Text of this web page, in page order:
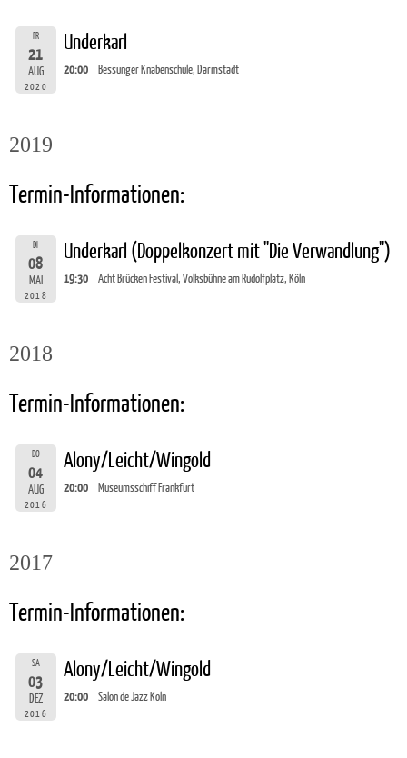
FR
21
AUG
2020
Underkarl
20:00 Bessunger Knabenschule, Darmstadt
2019
Termin-Informationen:
DI
08
MAI
2018
Underkarl (Doppelkonzert mit "Die Verwandlung")
19:30 Acht Brücken Festival, Volksbühne am Rudolfplatz, Köln
2018
Termin-Informationen:
DO
04
AUG
2016
Alony/Leicht/Wingold
20:00 Museumsschiff Frankfurt
2017
Termin-Informationen:
SA
03
DEZ
2016
Alony/Leicht/Wingold
20:00 Salon de Jazz Köln